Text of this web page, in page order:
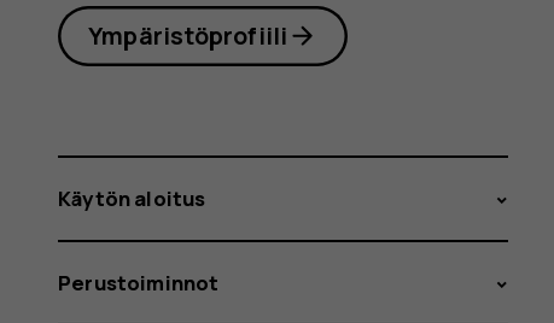
Ympäristöprofiili
Käytön aloitus
Perustoiminnot